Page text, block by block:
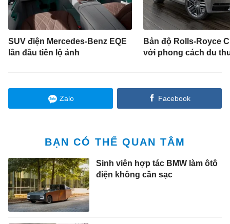
SUV điện Mercedes-Benz EQE
lần đầu tiên lộ ảnh
Bản độ Rolls-Royce
với phong cách du
Zalo Facebook
BẠN CÓ THỂ QUAN TÂM
Sinh viên hợp tác BMW làm ôtô
điện không cần sạc